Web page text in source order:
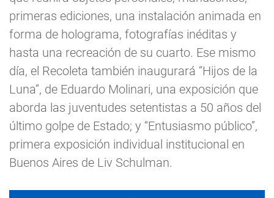
primeras ediciones, una instalación animada en
forma de holograma, fotografías inéditas y
hasta una recreación de su cuarto. Ese mismo
día, el Recoleta también inaugurará “Hijos de la
Luna”, de Eduardo Molinari, una exposición que
aborda las juventudes setentistas a 50 años del
último golpe de Estado; y “Entusiasmo público”,
primera exposición individual institucional en
Buenos Aires de Liv Schulman.